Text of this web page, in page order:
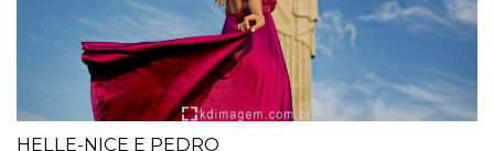
HELLE-NICE E PEDRO